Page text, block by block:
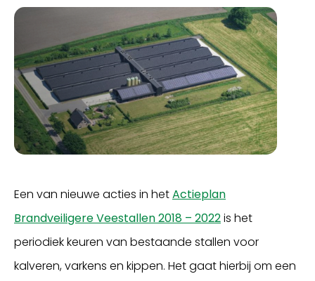
Een van nieuwe acties in hetActieplan
Brandveiligere Veestallen 2018 – 2022is het
periodiek keuren van bestaande stallen voor
kalveren, varkens en kippen. Het gaat hierbij om een